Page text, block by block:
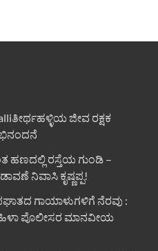
ಜೀವ ರಕ್ಷಕ
ಹಣದಲ್ಲಿ ರಸ್ತೆಯ ಗುಂಡಿ –
ನಿವಾಸಿ ಕೃಷ್ಣಪ್ಪ!
ಗಾಯಾಳುಗಳಿಗೆ ನೆರವು :
ಪೊಲೀಸರ ಮಾನವೀಯ